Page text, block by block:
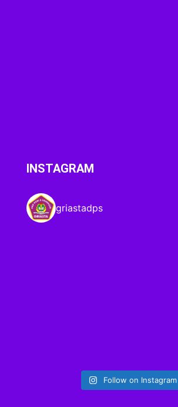
INSTAGRAM
griastadps
Follow on Instagram